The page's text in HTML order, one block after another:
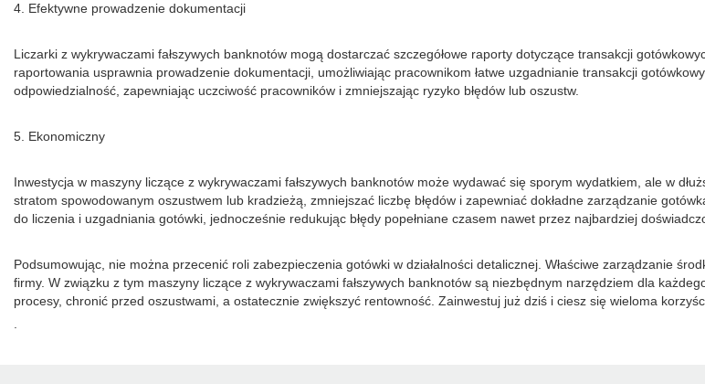
4. Efektywne prowadzenie dokumentacji
Liczarki z wykrywaczami fałszywych banknotów mogą dostarczać szczegółowe raporty dotyczące transakcji
raportowania usprawnia prowadzenie dokumentacji, umożliwiając pracownikom łatwe uzgadnianie transakcji
odpowiedzialność, zapewniając uczciwość pracowników i zmniejszając ryzyko błędów lub oszustw.
5. Ekonomiczny
Inwestycja w maszyny liczące z wykrywaczami fałszywych banknotów może wydawać się sporym wydatkiem, ale w
stratom spowodowanym oszustwem lub kradzieżą, zmniejszać liczbę błędów i zapewniać dokładne zarządzanie
do liczenia i uzgadniania gotówki, jednocześnie redukując błędy popełniane czasem nawet przez najbardziej
Podsumowując, nie można przecenić roli zabezpieczenia gotówki w działalności detalicznej. Właściwe zarządzanie
firmy. W związku z tym maszyny liczące z wykrywaczami fałszywych banknotów są niezbędnym narzędziem dla
procesy, chronić przed oszustwami, a ostatecznie zwiększyć rentowność. Zainwestuj już dziś i ciesz się wieloma